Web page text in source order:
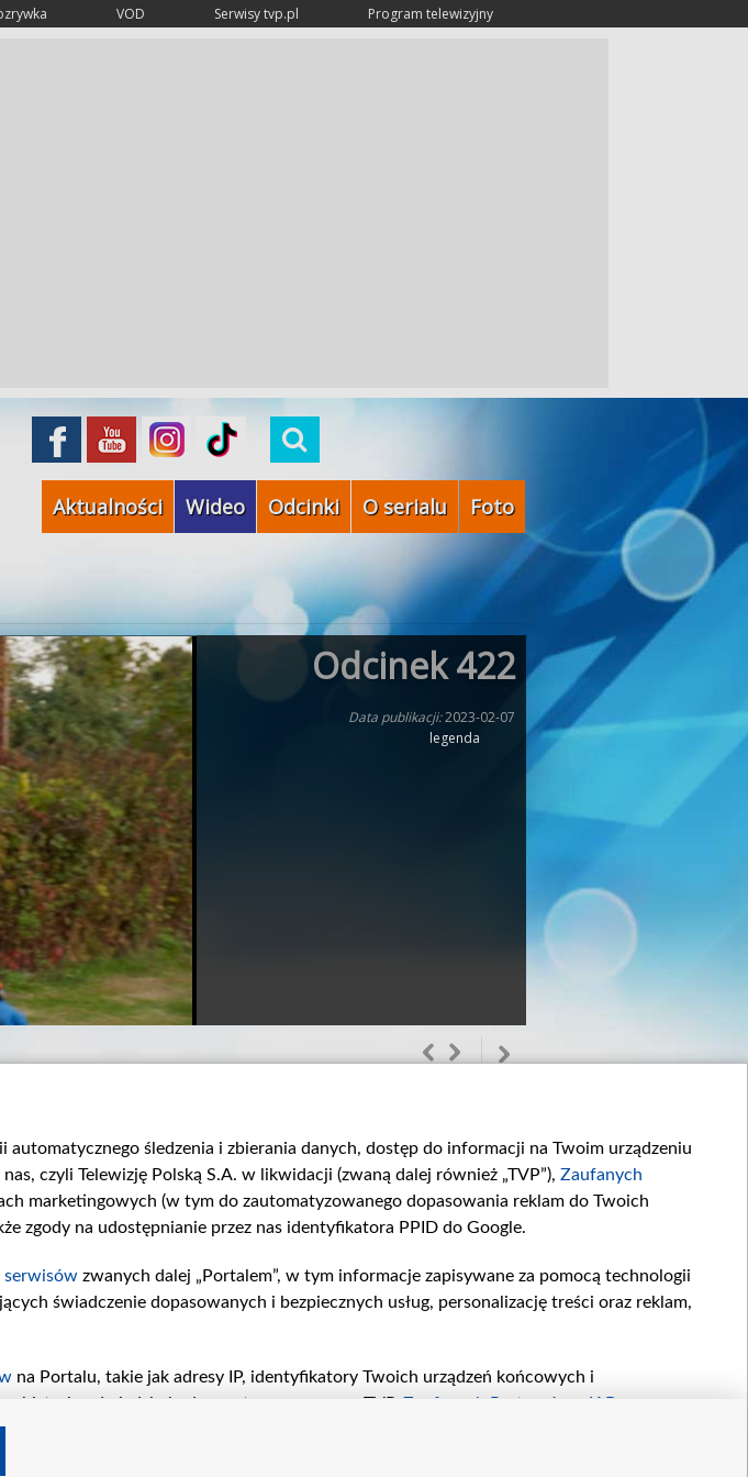
VOD Serwisy tvp.pl Program telewizyjny
Aktualności Wideo Odcinki O serialu Foto
Odcinek 422
Data publikacji:2023-02-07
legenda
W 912. odcinku...
Odcinek 911
W 911. odcinku...
Odcinek 910
W 910. odcinku...
śledzenia i zbierania danych, dostęp do informacji na Twoim urządzeniu
czyli Telewizję Polską S.A. w likwidacji (zwaną dalej również „TVP”), Zaufanych
marketingowych (w tym do zautomatyzowanego dopasowania reklam do Twoich
zgody na udostępnianie przez nas identyfikatora PPID do Google.
serwisów zwanych dalej „Portalem”, w tym informacje zapisywane za pomocą technologii
świadczenie dopasowanych i bezpiecznych usług, personalizację treści oraz reklam,
na Portalu, takie jak adresy IP, identyfikatory Twoich urządzeń końcowych i
historia odwiedzin będą przetwarzane przez TVP, Zaufanych Partnerów z IAB
informacji na urządzeniu lub dostęp do nich, wyboru podstawowych reklam,
profilu spersonalizowanych treści, wyboru spersonalizowanych treści, pomiaru